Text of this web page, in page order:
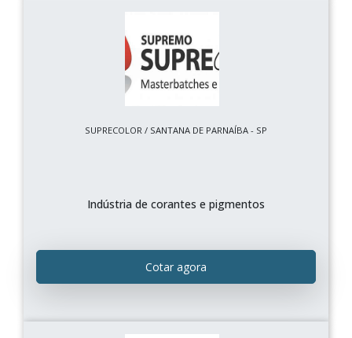
SUPRECOLOR / SANTANA DE PARNAÍBA - SP
Indústria de corantes e pigmentos
Cotar agora